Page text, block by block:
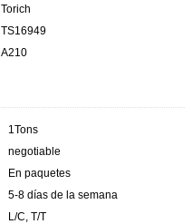
Torich
TS16949
A210
1Tons
negotiable
En paquetes
5-8 días de la semana
L/C, T/T